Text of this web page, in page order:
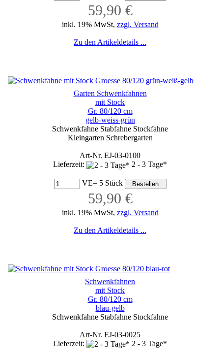
59,90 €
inkl. 19% MwSt, zzgl. Versand
Zu den Artikeldetails ...
Garten Schwenkfahnen
mit Stock
Gr. 80/120 cm
gelb-weiss-grün
Schwenkfahne Stabfahne Stockfahne
Kleingarten Schrebergarten
Art-Nr. EJ-03-0100
Lieferzeit:
2 - 3 Tage*
VE= 5 Stück
59,90 €
inkl. 19% MwSt, zzgl. Versand
Zu den Artikeldetails ...
Schwenkfahnen
mit Stock
Gr. 80/120 cm
blau-gelb
Schwenkfahne Stabfahne Stockfahne
Art-Nr. EJ-03-0025
Lieferzeit:
2 - 3 Tage*